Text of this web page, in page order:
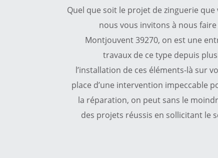
Quel que soit le projet de zinguerie
nous vous invitons à nous
Montjouvent 39270, on est une
travaux de ce type depuis
l’installation de ces éléments-là sur
place d’une intervention impeccable
la réparation, on peut sans le
des projets réussis en sollicitant le